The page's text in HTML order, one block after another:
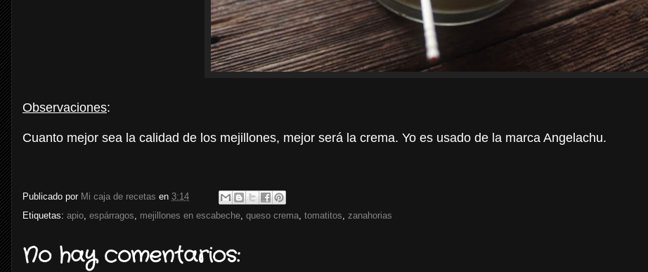
Observaciones:
Cuanto mejor sea la calidad de los mejillones, mejor será la crema. Yo es usado de la marca Angelachu.
Publicado por Mi caja de recetas en 3:14
Etiquetas: apio espárragos mejillones en escabeche queso crema tomatitos zanahorias
No hay comentarios: